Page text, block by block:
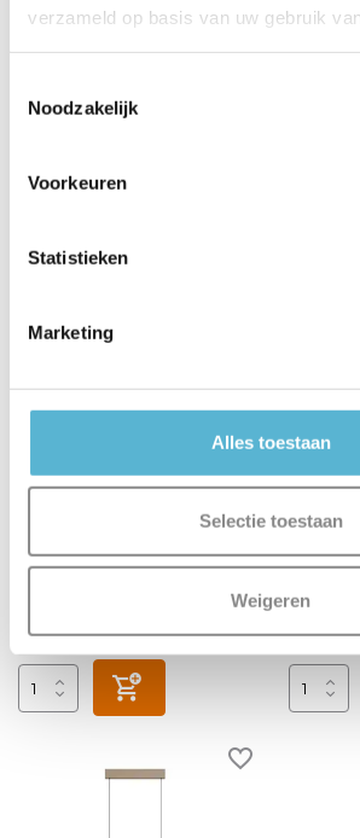
verzameld op basis van uw gebruik
Noodzakelijk
Voorkeuren
Statistieken
Marketing
Alles toestaan
Selectie toestaan
Weigeren
Op bestelling gemaakt: 3 tot 4
weken
Op
Levertijd:
Hanglamp HUE Ensis wit
Op voorraad
Op werkdagen voor 17.00 uur
GISELA
Amber
Levertijd: